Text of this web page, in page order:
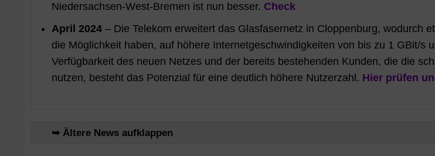
Niedersachsen-West-Bremen ist nun besser. Check
April 2024 – Die Telekom erweitert das Glasfasernetz in Cloppenburg, wodurch
die Möglichkeit haben, auf höhere Internetgeschwindigkeiten von bis zu 1 GBit/s
Verfügbarkeit des neuen Netzes und der bereits bestehenden Kunden, die die
nutzen, besteht das Potenzial für eine deutlich höhere Nutzerzahl. Hier prüfen
➥ Ältere News aufklappen